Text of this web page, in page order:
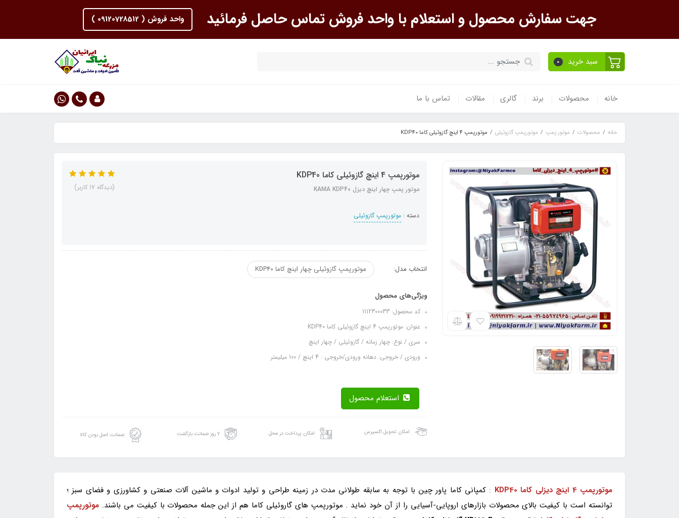
جهت سفارش محصول و استعلام با واحد فروش تماس حاصل فرمائید واحد فروش ( 09120728512 )
سبد خرید 0
خانه محصولات برند گالری مقالات تماس با ما
خانه محصولات موتور پمپ موتورپمپ گازوئیلی موتورپمپ 4 اینچ گازوئیلی کاما KDP40
موتورپمپ 4 اینچ گازوئیلی کاما KDP40
موتور پمپ چهار اینچ دیزل KAMA KDP40
دسته : موتورپمپ گازوئیلی
(دیدگاه 17 کاربر)
انتخاب مدل: موتورپمپ گازوئیلی چهار اینچ کاما KDP40
ویژگی‌های محصول
کد محصول: 1112300033
عنوان: موتورپمپ 4 اینچ گازوئیلی کاما KDP40
سری / نوع: چهار زمانه / گازوئیلی / چهار اینچ
ورودی / خروجی: دهانه ورودی/خروجی : 4 اینچ / 100 میلیمتر
امکان تحویل اکسپرس امکان پرداخت در محل ۷ روز ضمانت بازگشت ضمانت اصل بودن کالا
موتورپمپ 4 اینچ دیزلی کاما KDP40 : کمپانی کاما پاور چین با توجه به سابقه طولانی مدت در زمینه طراحی و تولید ادوات و ماشین آلات صنعتی و کشاورزی و فضای سبز ؛
توانسته است با کیفیت بالای محصولات بازارهای اروپایی-آسیایی را از آن خود نماید . موتورپمپ های گاروئیلی کاما هم از این جمله محصولات با کیفیت می باشند. موتورپمپ